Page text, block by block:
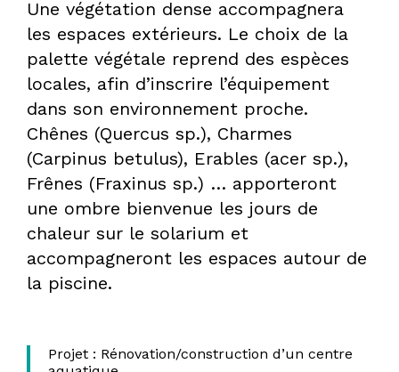
Une végétation dense accompagnera
les espaces extérieurs. Le choix de la
palette végétale reprend des espèces
locales, afin d’inscrire l’équipement
dans son environnement proche.
Chênes (Quercus sp.), Charmes
(Carpinus betulus), Erables (acer sp.),
Frênes (Fraxinus sp.) … apporteront
une ombre bienvenue les jours de
chaleur sur le solarium et
accompagneront les espaces autour de
la piscine.
Projet : Rénovation/construction d’un centre